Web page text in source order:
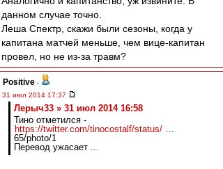
данном случае точно.
Леша Спектр, скажи были сезоны, когда у
капитана матчей меньше, чем вице-капитан
провел, но не из-за травм?
Positive -
31 июл 2014 17:37
Лерыч33 » 31 июл 2014 16:58
Тино отметился -
https://twitter.com/tinocostalf/status/ ...
65/photo/1
Перевод ужасает ...